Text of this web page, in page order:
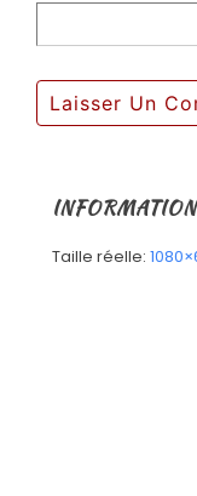
Taille réelle: